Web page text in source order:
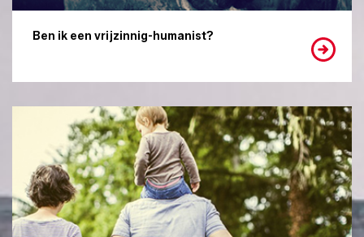
Ben ik een vrijzinnig-humanist?